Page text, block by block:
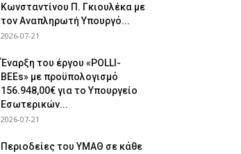
Κωνσταντίνου Π. Γκιουλέκα με
τον Αναπληρωτή Υπουργό...
2026-07-21
Έναρξη του έργου «POLLI-
BEEs» με προϋπολογισμό
156.948,00€ για το Υπουργείο
Εσωτερικών...
2026-07-21
Περιοδείες του ΥΜΑΘ σε κάθε